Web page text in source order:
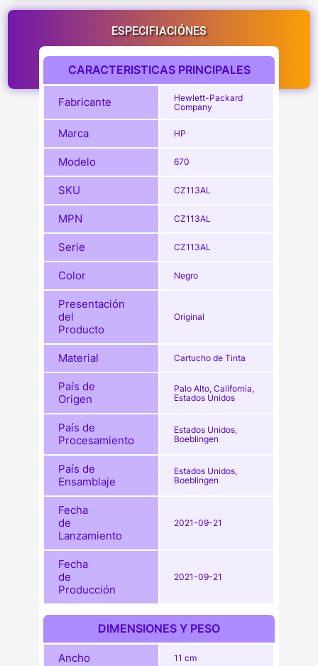
ESPECIFIACIÓNES
CARACTERISTICAS PRINCIPALES
Fabricante
Hewlett-Packard
Company
Marca HP
Modelo 670
SKU CZ113AL
MPN CZ113AL
Serie CZ113AL
Color Negro
Presentación
del
Producto
Original
Material Cartucho de Tinta
País de
Origen
Palo Alto, California,
Estados Unidos
País de
Procesamiento
Estados Unidos,
Boeblingen
País de
Ensamblaje
Estados Unidos,
Boeblingen
Fecha
de
Lanzamiento
2021-09-21
Fecha
de
Producción
2021-09-21
DIMENSIONES Y PESO
Ancho 11 cm